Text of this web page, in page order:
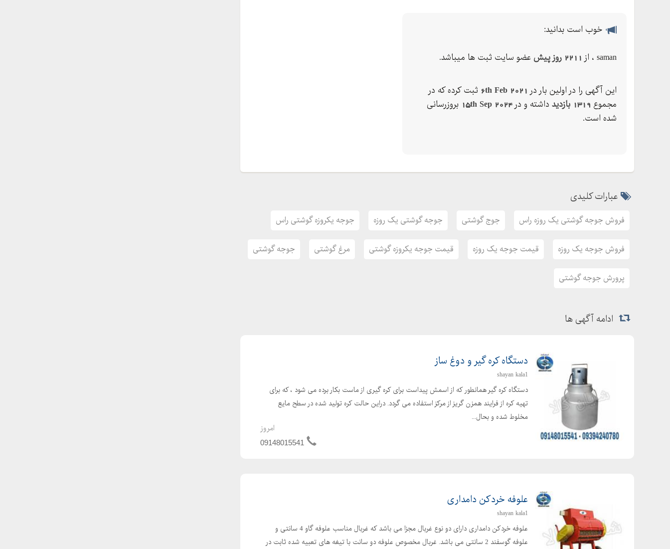
خوب است بدانید:
saman ، از 2211 روز پیش عضو سایت ثبت ها میباشد.
این آگهی را در اولین بار در 6th Feb 2021 ثبت کرده که در
مجموع 1319 بازدید داشته و در 15th Sep 2024 بروزرسانی
شده است.
عبارات کلیدی
فروش جوجه گوشتی یک روزه راس جوج گوشتی جوجه گوشتی یک روزه جوجه یکروزه گوشتی راس
فروش جوجه یک روزه قیمت جوجه یک روزه قیمت جوجه یکروزه گوشتی مرغ گوشتی جوجه گوشتی
پرورش جوجه گوشتی
ادامه آگهی ها
دستگاه کره گیر و دوغ ساز
shayan kala1
دستگاه کره گیر همانطور که از اسمش پیداست برای کره گیری از ماست بکار برده می شود ، که برای
تهیه کره از فرایند همزن گریز از مرکز استفاده می گردد. دراین حالت کره تولید شده در سطح مایع
مخلوط شده و بحال...
امروز
09148015541
علوفه خردکن دامداری
shayan kala1
علوفه خردکن دامداری دارای دو نوع غربال مجزا می باشد که غربال مناسب علوفه گاو 4 سانتی و
علوفه گوسفند 2 سانتی می باشد. غربال مخصوص علوفه دو سانت با تیغه های تعبیه شده ثابت در